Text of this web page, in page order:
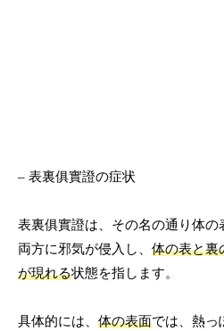
– 表裏俱實證の症状
表裏俱實證は、その名の通り体の
両方に邪気が侵入し、体の表と裏
が現れる状態を指します。
具体的には、体の表面では、熱っ